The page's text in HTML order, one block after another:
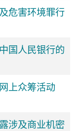
危害环境罪行
国人民银行的
上众筹活动
涉及商业机密